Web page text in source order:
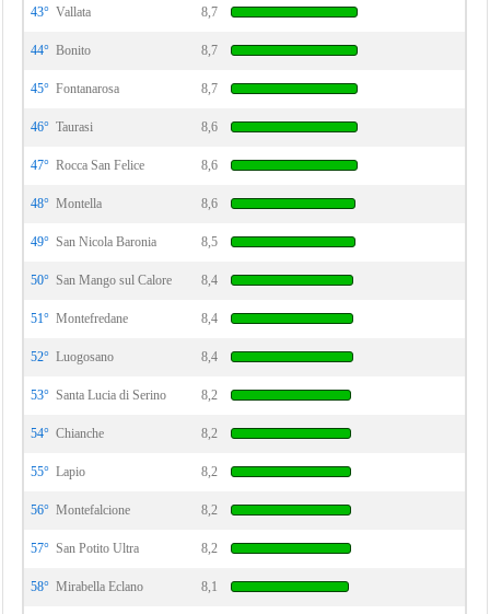
43° Vallata 8,7
44° Bonito 8,7
45° Fontanarosa 8,7
46° Taurasi 8,6
47° Rocca San Felice 8,6
48° Montella 8,6
49° San Nicola Baronia 8,5
50° San Mango sul Calore 8,4
51° Montefredane 8,4
52° Luogosano 8,4
53° Santa Lucia di Serino 8,2
54° Chianche 8,2
55° Lapio 8,2
56° Montefalcione 8,2
57° San Potito Ultra 8,2
58° Mirabella Eclano 8,1